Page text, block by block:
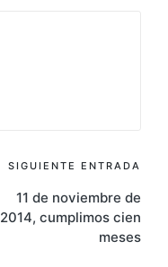
SIGUIENTE ENTRADA
11 de noviembre de
2014, cumplimos cien
meses